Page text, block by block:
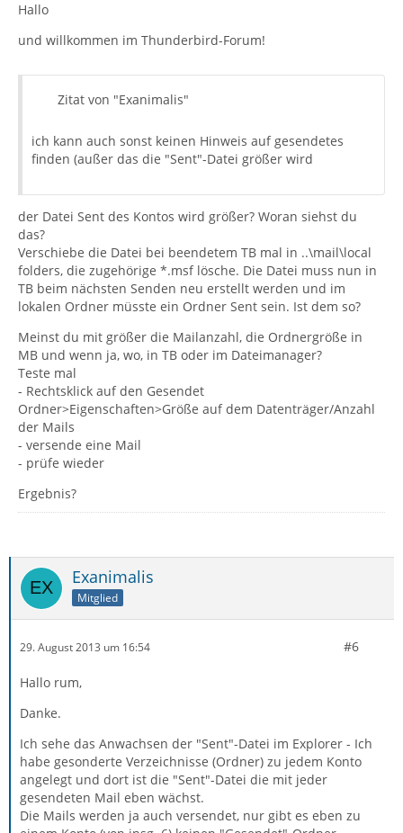
Hallo
und willkommen im Thunderbird-Forum!
Zitat von "Exanimalis"
ich kann auch sonst keinen Hinweis auf gesendetes
finden (außer das die "Sent"-Datei größer wird
der Datei Sent des Kontos wird größer? Woran siehst du
das?
Verschiebe die Datei bei beendetem TB mal in ..\mail\local
folders, die zugehörige *.msf lösche. Die Datei muss nun in
TB beim nächsten Senden neu erstellt werden und im
lokalen Ordner müsste ein Ordner Sent sein. Ist dem so?
Meinst du mit größer die Mailanzahl, die Ordnergröße in
MB und wenn ja, wo, in TB oder im Dateimanager?
Teste mal
- Rechtsklick auf den Gesendet
Ordner>Eigenschaften>Größe auf dem Datenträger/Anzahl
der Mails
- versende eine Mail
- prüfe wieder
Ergebnis?
Exanimalis
Mitglied
29. August 2013 um 16:54 #6
Hallo rum,
Danke.
Ich sehe das Anwachsen der "Sent"-Datei im Explorer - Ich
habe gesonderte Verzeichnisse (Ordner) zu jedem Konto
angelegt und dort ist die "Sent"-Datei die mit jeder
gesendeten Mail eben wächst.
Die Mails werden ja auch versendet, nur gibt es eben zu